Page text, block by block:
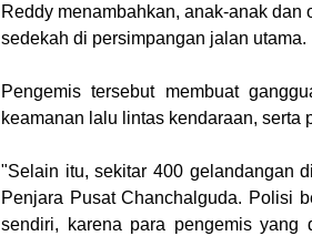
Reddy menambahkan, anak-anak
sedekah di persimpangan jalan utama.
Pengemis tersebut membuat
keamanan lalu lintas kendaraan, serta
"Selain itu, sekitar 400 gelandangan
Penjara Pusat Chanchalguda. Polisi
sendiri, karena para pengemis yang